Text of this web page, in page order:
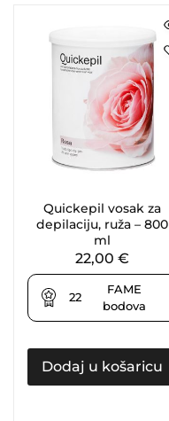
Quickepil vosak za
depilaciju, ruža – 800
ml
22,00€
22
FAME
bodova
Dodaj u košaricu